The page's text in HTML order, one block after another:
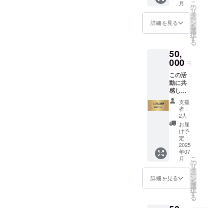
きま
す。 ※
限：
2025年
まで ※
運勢/効
能は確
約する
もので
はあり
ませ
ん。
にてご負担をお
支援者様には別
途ご連絡をさせ
調整をお願いし
ます。 ※有効期
限：2025年12月
かいお
気持ち
を寄せ
てくだ
さる方
からの
感謝を
込め
て、お
礼の
メール
をお送
りしま
す。 リ
ターン
の品物
などは
ありま
せん
が、い
ただい
たご支
月
詳細を見る
こ
の
リ
タ
ー
ン
を
選
択
す
る
50,
000 円
この活
動に共
感し、
子ども
たちの
未来を
一緒に
応援し
たい
―― そ
んな温
かいお
気持ち
を寄せ
てくだ
さる方
支援
者：
2人
お届
け予
定：
2025
年07
月
詳細を見る
こ
の
リ
タ
ー
ン
を
選
択
す
る